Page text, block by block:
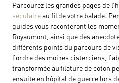
Parcourez les grandes pages de
séculaireau fil de votre balade.
guides vous raconteront les
Royaumont, ainsi que des
différents points du parcours de
l’ordre des moines cisterciens,
transformée au filature de coton
ensuite en hôpital de guerre lors